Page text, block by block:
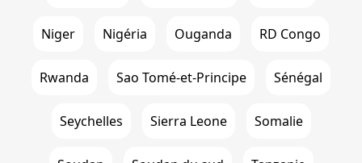
Niger Nigéria Ouganda RD Congo
Rwanda Sao Tomé-et-Principe Sénégal
Seychelles Sierra Leone Somalie